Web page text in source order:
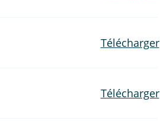
Télécharger
Télécharger